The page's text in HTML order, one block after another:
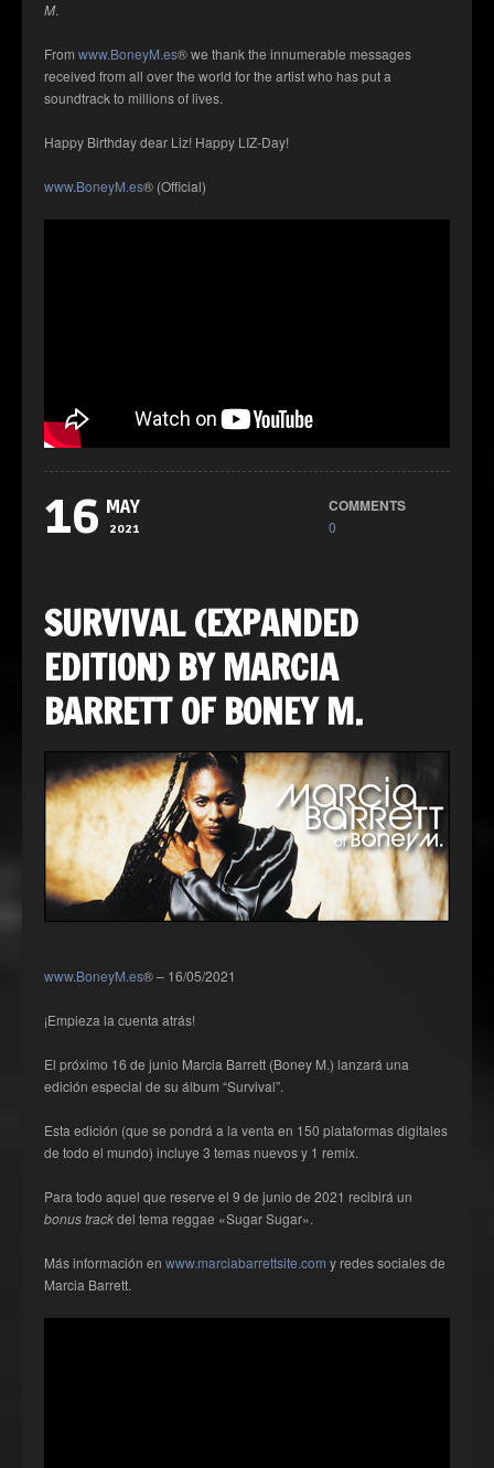
M.
From www.BoneyM.es® we thank the innumerable messages
received from all over the world for the artist who has put a
soundtrack to millions of lives.
Happy Birthday dear Liz! Happy LIZ-Day!
www.BoneyM.es® (Official)
16 MAY
2021
COMMENTS
0
SURVIVAL (EXPANDED
EDITION) BY MARCIA
BARRETT OF BONEY M.
www.BoneyM.es® – 16/05/2021
¡Empieza la cuenta atrás!
El próximo 16 de junio Marcia Barrett (Boney M.) lanzará una
edición especial de su álbum “Survival”.
Esta edición (que se pondrá a la venta en 150 plataformas digitales
de todo el mundo) incluye 3 temas nuevos y 1 remix.
Para todo aquel que reserve el 9 de junio de 2021 recibirá un
bonus trackdel tema reggae «Sugar Sugar».
Más información en www.marciabarrettsite.com y redes sociales de
Marcia Barrett.